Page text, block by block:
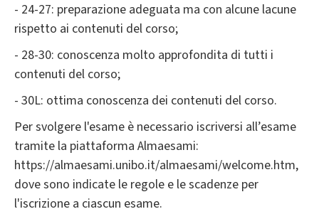
- 24-27: preparazione adeguata ma con alcune lacune
rispetto ai contenuti del corso;
- 28-30: conoscenza molto approfondita di tutti i
contenuti del corso;
- 30L: ottima conoscenza dei contenuti del corso.
Per svolgere l'esame è necessario iscriversi all’esame
tramite la piattaforma Almaesami:
https://almaesami.unibo.it/almaesami/welcome.htm,
dove sono indicate le regole e le scadenze per
l'iscrizione a ciascun esame.